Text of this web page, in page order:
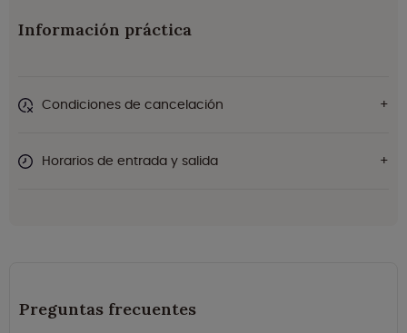
Información práctica
Condiciones de cancelación
Horarios de entrada y salida
Preguntas frecuentes